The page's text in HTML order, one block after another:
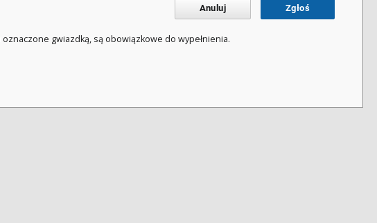
Anuluj Zgłoś
oznaczone gwiazdką, są obowiązkowe do wypełnienia.